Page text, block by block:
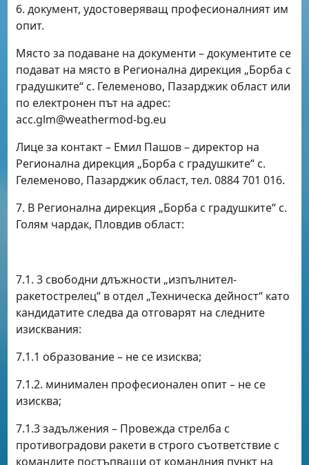
6. документ, удостоверяващ професионалният им
опит.
Място за подаване на документи – документите се
подават на място в Регионална дирекция „Борба с
градушките“ с. Гелеменово, Пазарджик област или
по електронен път на адрес:
acc.glm@weathermod-bg.eu
Лице за контакт – Емил Пашов – директор на
Регионална дирекция „Борба с градушките“ с.
Гелеменово, Пазарджик област, тел. 0884 701 016.
7. В Регионална дирекция „Борба с градушките“ с.
Голям чардак, Пловдив област:
7.1. 3 свободни длъжности „изпълнител-
ракетострелец“ в отдел „Техническа дейност“ като
кандидатите следва да отговарят на следните
изисквания:
7.1.1 образование – не се изисква;
7.1.2. минимален професионален опит – не се
изисква;
7.1.3 задължения – Провежда стрелба с
противоградови ракети в строго съответствие с
командите постъпващи от командния пункт на